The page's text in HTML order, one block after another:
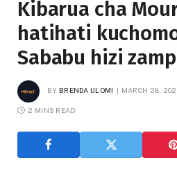
Kibarua cha
hatihati
Sababu hizi
BY BRENDA ULOMI MARCH 28,
2 MINS READ